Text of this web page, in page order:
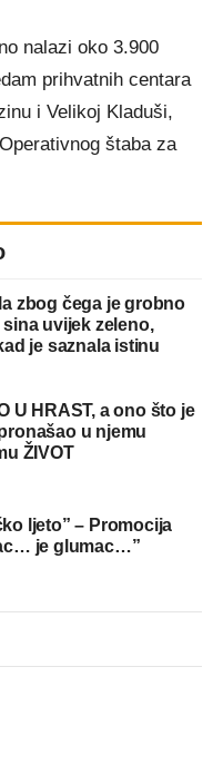
nalazi oko 3.900
prihvatnih centara
i Velikoj Kladuši,
štaba za
zbog čega je grobno
uvijek zeleno,
je saznala istinu
U HRAST, a ono što je
u njemu
ŽIVOT
ljeto” – Promocija
je glumac…”